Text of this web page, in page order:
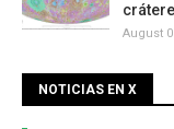
August
NOTICIAS EN X